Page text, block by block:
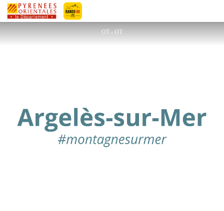
Pyrénées-Orientales Le Département
OFFICE DE TOURISME D'ARGELES SUR MER
OT - OT